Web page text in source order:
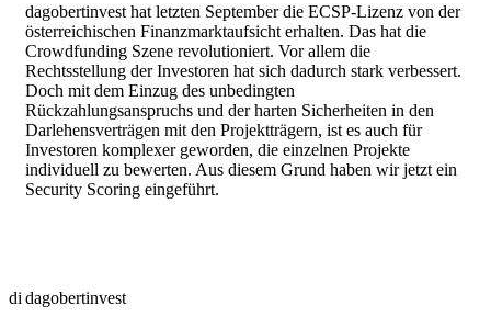
dagobertinvest hat letzten September die ECSP-Lizenz von der
österreichischen Finanzmarktaufsicht erhalten. Das hat die
Crowdfunding Szene revolutioniert. Vor allem die
Rechtsstellung der Investoren hat sich dadurch stark verbessert.
Doch mit dem Einzug des unbedingten
Rückzahlungsanspruchs und der harten Sicherheiten in den
Darlehensverträgen mit den Projektträgern, ist es auch für
Investoren komplexer geworden, die einzelnen Projekte
individuell zu bewerten. Aus diesem Grund haben wir jetzt ein
Security Scoring eingeführt.
di dagobertinvest